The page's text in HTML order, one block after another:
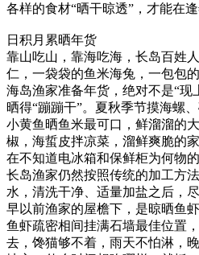
各样的食材“晒干晾透”，才能在
日积月累晒年货
靠山吃山，靠海吃海，长岛百姓
仁，一袋袋的鱼米海兔，一包包
海岛渔家准备年货，绝对不是“
晒得“蹦蹦干”。夏秋季节摸海螺
小黄鱼晒鱼米最可口，鲜溜溜的
椒，海蜇皮拌凉菜，溜鲜爽脆的
在不知道电冰箱和保鲜柜为何物
长岛渔家仍然按照传统的加工方
水，清洗干净、适量加盐之后，
早以前渔家的屋檐下，是晾晒鱼
鱼虾疏密相间挂满石墙最佳位置
去，馋猫够不着，雨天不怕淋，